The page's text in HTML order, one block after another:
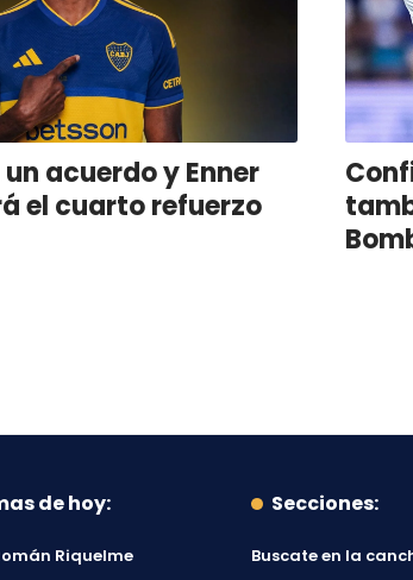
acuerdo y Enner
el cuarto refuerzo
de hoy:
Riquelme
Secciones:
Buscate en la